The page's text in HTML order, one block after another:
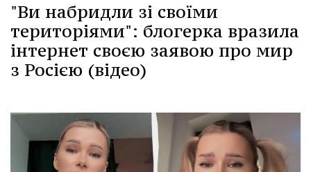
"Ви набридли зі своїми
територіями": блогерка вразила
інтернет своєю заявою про мир
з Росією (відео)